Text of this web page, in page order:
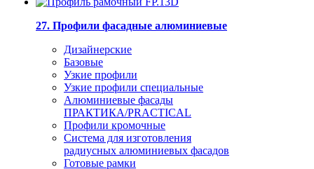
27. Профили фасадные алюминиевые
Дизайнерские
Базовые
Узкие профили
Узкие профили специальные
Алюминиевые фасады
ПРАКТИКА/PRACTICAL
Профили кромочные
Система для изготовления
радиусных алюминиевых фасадов
Готовые рамки